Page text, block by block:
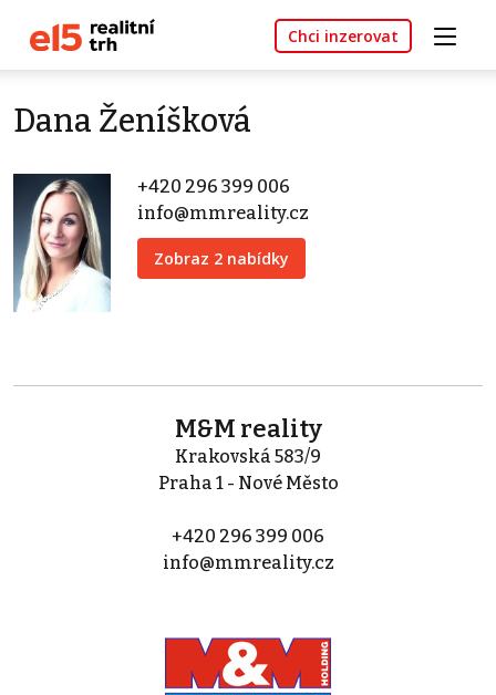
Chci inzerovat
Dana Ženíšková
+420 296 399 006
info@mmreality.cz
Zobraz 2 nabídky
M&M reality
Krakovská 583/9
Praha 1 - Nové Město
+420 296 399 006
info@mmreality.cz